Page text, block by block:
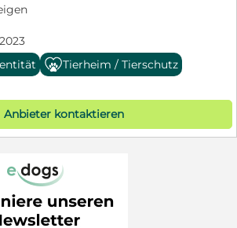
Tierheim / Tierschutz
Anbieter kontaktieren